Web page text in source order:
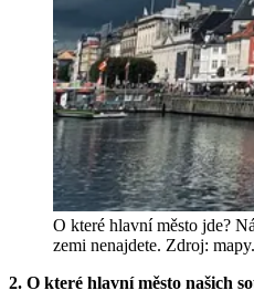
O které hlavní město jde?
zemi nenajdete. Zdroj:
2. O které hlavní město našich